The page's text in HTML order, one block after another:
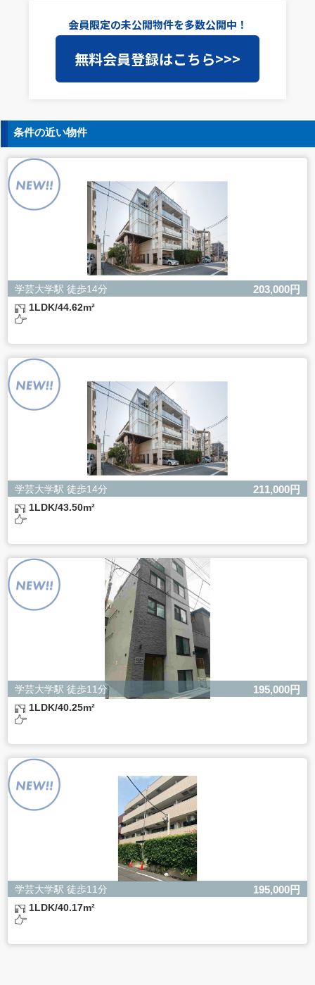
4. 個人情報取扱いの委託
当社は事業運営上、前項利用目的の範囲に限って個人情報
を外部に委託することがあります。この場合、個人情報保
護水準の高い委託先を選定し、個人情報の適正管理・機密
保持についての契約を交わし、適切な管理を実施させま
5. 個人情報の開示等の請求
ご本人様は、当社に対してご自身の個人情報の開示等（利
用目的の通知、開示、内容の訂正・追加・削除、利用の停
止または消去、第三者への提供の停止）に関して、下記の
当社問合わせ窓口に申し出ることができます。その際、当
社はお客様ご本人を確認させていただいたうえで、合理的
な間内に対応いたします。
【お問合せ窓口】
株式会社バレッグス 個人情報問合せ窓口
住所 東京都目黒区鷹番2-5-21
電話 03-3794-1115
お問合せメールアドレス privacy@balleggs.co.jp
受付時間：平日10：30～17：00 ※弊社公休日を除く
よるものです。
ただし、必要な項目をいただけない場合、適切な対応がで
きない場合があります。
会員限定の未公開物件を多数公開中！
無料会員登録はこちら>>>
条件の近い物件
学芸大学駅 徒歩14分 203,000円
1LDK/44.62m²
学芸大学駅 徒歩14分 211,000円
1LDK/43.50m²
学芸大学駅 徒歩11分 195,000円
1LDK/40.25m²
学芸大学駅 徒歩11分 195,000円
1LDK/40.17m²